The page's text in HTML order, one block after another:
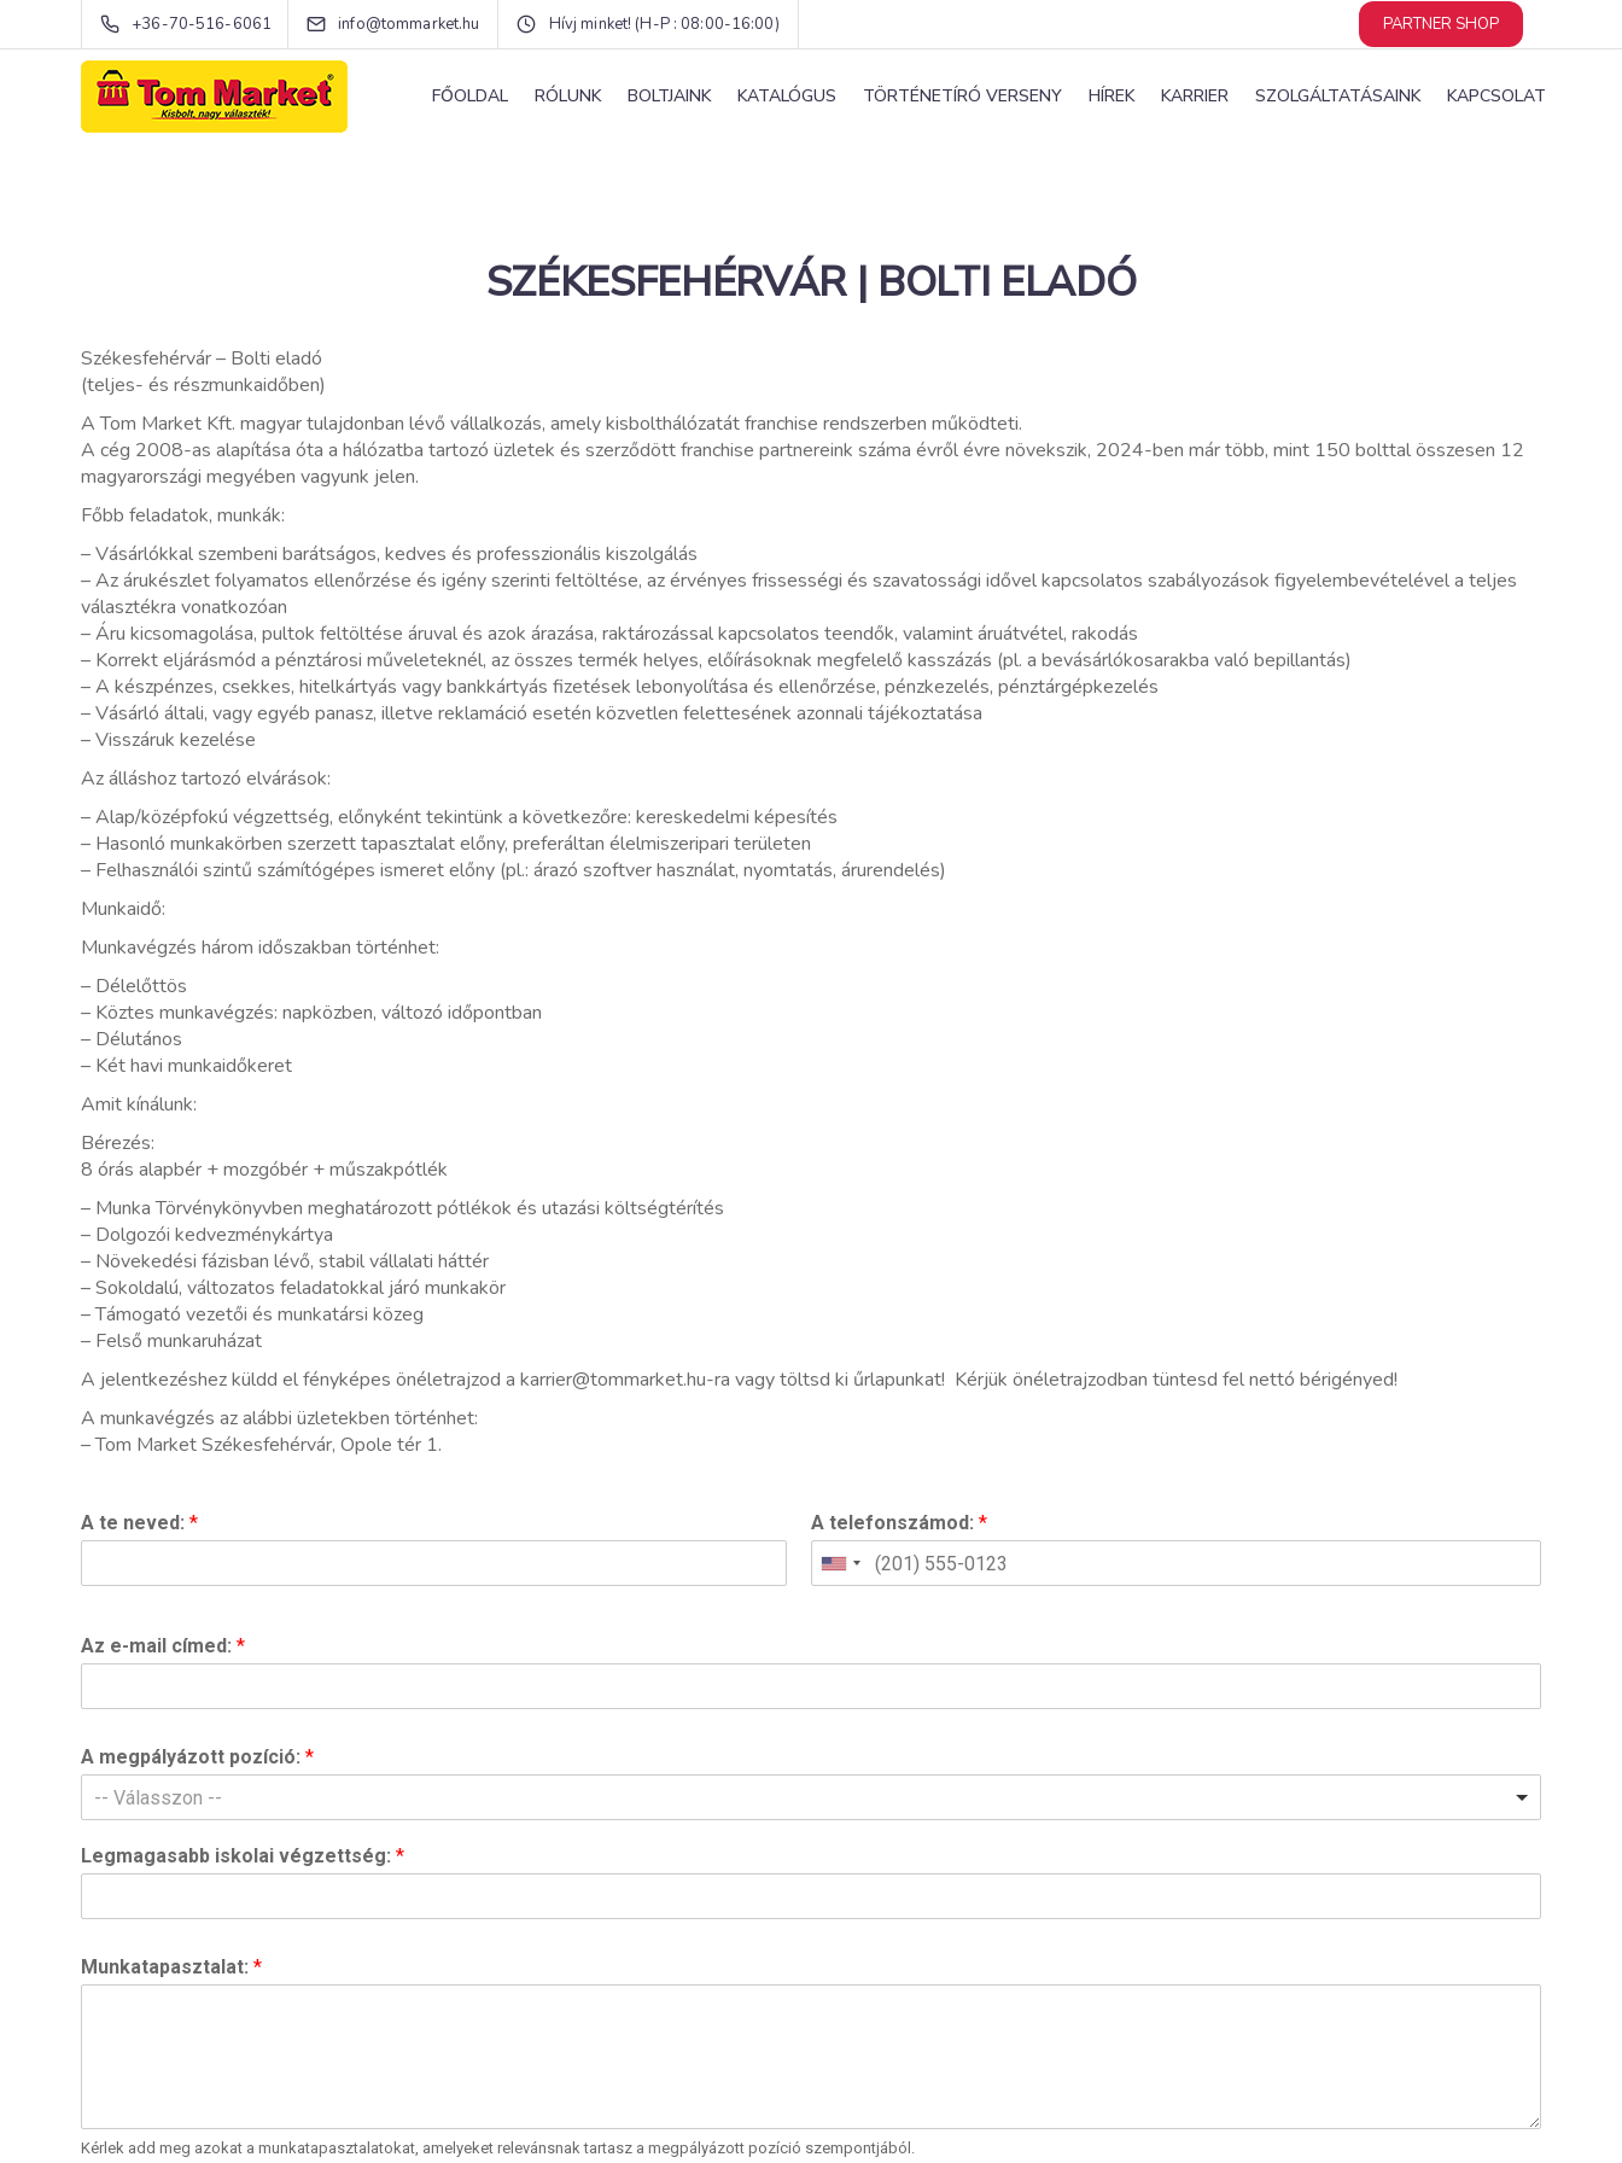
+36-70-516-6061 info@tommarket.hu Hívj minket! (H-P : 08:00-16:00) PARTNER SHOP
FŐOLDAL RÓLUNK BOLTJAINK KATALÓGUS TÖRTÉNETÍRÓ VERSENY HÍREK KARRIER SZOLGÁLTATÁSAINK KAPCSOLAT
SZÉKESFEHÉRVÁR | BOLTI ELADÓ
Székesfehérvár – Bolti eladó
(teljes- és részmunkaidőben)
A Tom Market Kft. magyar tulajdonban lévő vállalkozás, amely kisbolthálózatát franchise rendszerben működteti.
A cég 2008-as alapítása óta a hálózatba tartozó üzletek és szerződött franchise partnereink száma évről évre növekszik, 2024-ben már több, mint 150 bolttal összesen 12
magyarországi megyében vagyunk jelen.
Főbb feladatok, munkák:
– Vásárlókkal szembeni barátságos, kedves és professzionális kiszolgálás
– Az árukészlet folyamatos ellenőrzése és igény szerinti feltöltése, az érvényes frissességi és szavatossági idővel kapcsolatos szabályozások figyelembevételével a teljes
választékra vonatkozóan
– Áru kicsomagolása, pultok feltöltése áruval és azok árazása, raktározással kapcsolatos teendők, valamint áruátvétel, rakodás
– Korrekt eljárásmód a pénztárosi műveleteknél, az összes termék helyes, előírásoknak megfelelő kasszázás (pl. a bevásárlókosarakba való bepillantás)
– A készpénzes, csekkes, hitelkártyás vagy bankkártyás fizetések lebonyolítása és ellenőrzése, pénzkezelés, pénztárgépkezelés
– Vásárló általi, vagy egyéb panasz, illetve reklamáció esetén közvetlen felettesének azonnali tájékoztatása
– Visszáruk kezelése
Az álláshoz tartozó elvárások:
– Alap/középfokú végzettség, előnyként tekintünk a következőre: kereskedelmi képesítés
– Hasonló munkakörben szerzett tapasztalat előny, preferáltan élelmiszeripari területen
– Felhasználói szintű számítógépes ismeret előny (pl.: árazó szoftver használat, nyomtatás, árurendelés)
Munkaidő:
Munkavégzés három időszakban történhet:
– Délelőttös
– Köztes munkavégzés: napközben, változó időpontban
– Délutános
– Két havi munkaidőkeret
Amit kínálunk:
Bérezés:
8 órás alapbér + mozgóbér + műszakpótlék
– Munka Törvénykönyvben meghatározott pótlékok és utazási költségtérítés
– Dolgozói kedvezménykártya
– Növekedési fázisban lévő, stabil vállalati háttér
– Sokoldalú, változatos feladatokkal járó munkakör
– Támogató vezetői és munkatársi közeg
– Felső munkaruházat
A jelentkezéshez küldd el fényképes önéletrajzod a karrier@tommarket.hu-ra vagy töltsd ki űrlapunkat! Kérjük önéletrajzodban tüntesd fel nettó bérigényed!
A munkavégzés az alábbi üzletekben történhet:
– Tom Market Székesfehérvár, Opole tér 1.
A te neved: * A telefonszámod: *
Az e-mail címed: *
A megpályázott pozíció: *
-- Válasszon --
Legmagasabb iskolai végzettség: *
Munkatapasztalat: *
Kérlek add meg azokat a munkatapasztalatokat, amelyeket relevánsnak tartasz a megpályázott pozíció szempontjából.